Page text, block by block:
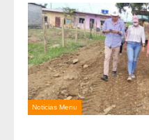
Noticias Menu